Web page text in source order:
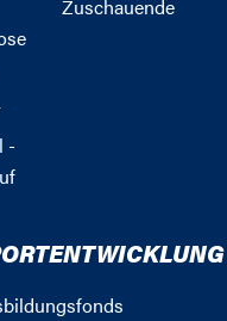
-
Zuschauende